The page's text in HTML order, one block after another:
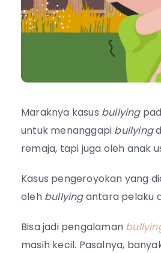
Maraknya kasus bullying
untuk menanggapi bullying
remaja, tapi juga oleh anak
Kasus pengeroyokan yang
oleh bullyingantara pelaku
Bisa jadi pengalaman
masih kecil. Pasalnya,